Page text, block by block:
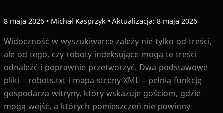
8 maja 2026 • Michał Kasprzyk • Aktualizacja: 8 maja 2026
Widoczność w wyszukiwarce zależy nie tylko od treści,
ale od tego, czy roboty indeksujące mogą te treści
odnaleźć i poprawnie przetworzyć. Dwa podstawowe
pliki – robots.txt i mapa strony XML – pełnią funkcję
gospodarza witryny, który wskazuje gościom, gdzie
mogą wejść, a których pomieszczeń nie powinny